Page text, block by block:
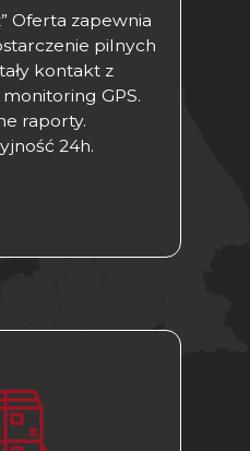
Oferta zapewnia
pilnych
kontakt z
GPS.
raporty.
24h.